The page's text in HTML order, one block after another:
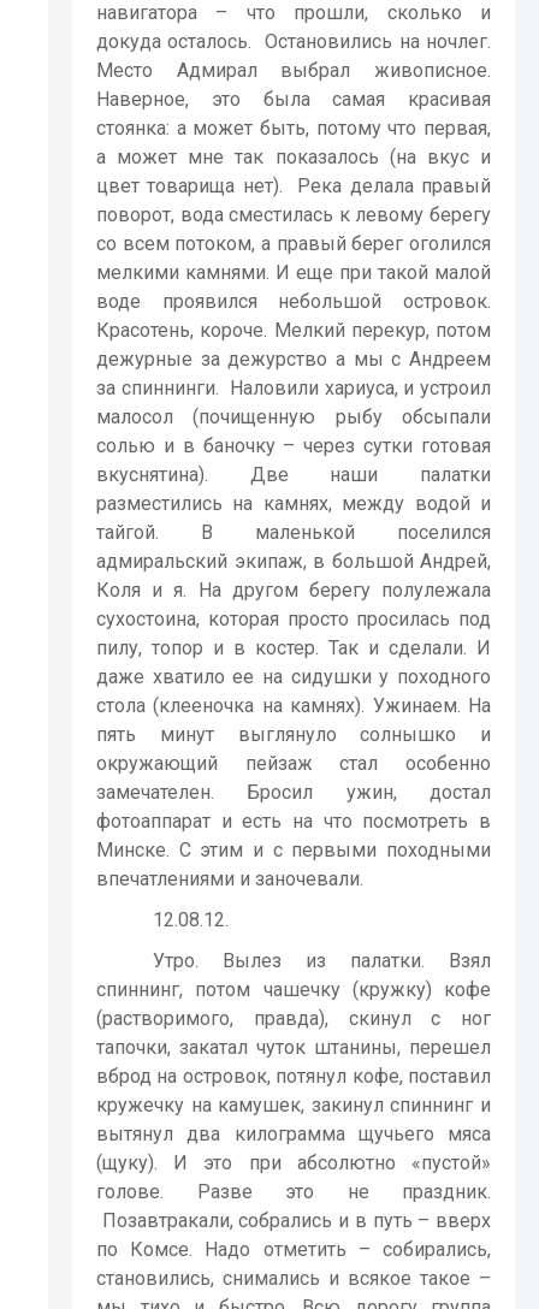
навигатора – что прошли, сколько и
докуда осталось.
Остановились на ночлег.
Место Адмирал выбрал живописное.
Наверное, это была самая красивая
стоянка: а может быть, потому что первая,
а может мне так показалось (на вкус и
цвет товарища нет).
Река делала правый
поворот, вода сместилась к левому берегу
со всем потоком, а правый берег оголился
мелкими камнями. И еще при такой малой
воде проявился небольшой островок.
Красотень, короче. Мелкий перекур, потом
дежурные за дежурство а мы с Андреем
за спиннинги. Наловили хариуса, и устроил
малосол (почищенную рыбу обсыпали
солью и в баночку – через сутки готовая
вкуснятина). Две наши палатки
разместились на камнях, между водой и
тайгой. В маленькой поселился
адмиральский экипаж, в большой Андрей,
Коля и я. На другом берегу полулежала
сухостоина, которая просто просилась под
пилу, топор и в костер. Так и сделали. И
даже хватило ее на сидушки у походного
стола (клееночка на камнях). Ужинаем. На
пять минут выглянуло солнышко и
окружающий пейзаж стал особенно
замечателен. Бросил ужин, достал
фотоаппарат и есть на что посмотреть в
Минске. С этим и с первыми походными
впечатлениями и заночевали.
12.08.12.
Утро. Вылез из палатки. Взял
спиннинг, потом чашечку (кружку) кофе
(растворимого, правда), скинул с ног
тапочки, закатал чуток штанины, перешел
вброд на островок, потянул кофе, поставил
кружечку на камушек, закинул спиннинг и
вытянул два килограмма щучьего мяса
(щуку). И это при абсолютно «пустой»
голове. Разве это не праздник.
Позавтракали, собрались и в путь – вверх
по Комсе. Надо отметить – собирались,
становились, снимались и всякое такое –